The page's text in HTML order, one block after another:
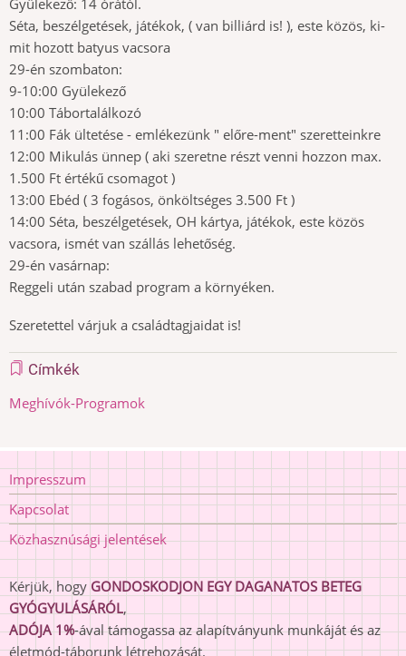
Gyülekező: 14 órától.
Séta, beszélgetések, játékok, ( van billiárd is! ), este közös, ki-
mit hozott batyus vacsora
29-én szombaton:
9-10:00 Gyülekező
10:00 Tábortalálkozó
11:00 Fák ültetése - emlékezünk " előre-ment" szeretteinkre
12:00 Mikulás ünnep ( aki szeretne részt venni hozzon max.
1.500 Ft értékű csomagot )
13:00 Ebéd ( 3 fogásos, önköltséges 3.500 Ft )
14:00 Séta, beszélgetések, OH kártya, játékok, este közös
vacsora, ismét van szállás lehetőség.
29-én vasárnap:
Reggeli után szabad program a környéken.
Szeretettel várjuk a családtagjaidat is!
Címkék
Meghívók-Programok
Lábléc
Impresszum
Kapcsolat
Közhasznúsági jelentések
Kérjük, hogy GONDOSKODJON EGY DAGANATOS BETEG
GYÓGYULÁSÁRÓL,
ADÓJA 1%-ával támogassa az alapítványunk munkáját és az
életmód-táborunk létrehozását.